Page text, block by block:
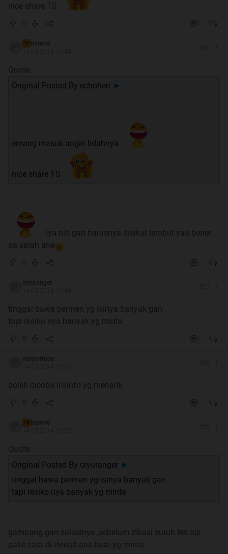
nice share TS
0
TS baron6
Quote:
Original Posted By echoheri ►
emang masuk angin lidahnya
nice share TS
iya nih gan harusnya disikat lembut yaa bener
pa salah ane
0
cryuranger
tinggal bawa permen yg isinya banyak gan
tapi resiko nya banyak yg minta
0
vickyartopo
boleh dicoba ini,info yg menarik
0
TS baron6
Quote:
Original Posted By cryuranger ►
tinggal bawa permen yg isinya banyak gan
tapi resiko nya banyak yg minta
gampang gan solusinya ,sebelum dikasi suruh tes aja
pake cara di thread ane buat yg minta